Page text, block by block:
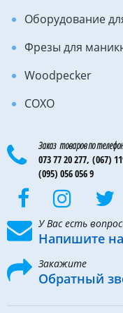
Оборудование
Фрезы для
Woodpecker
COXO
Заказ товаров по
073 77 20 277, (067)
(095) 056 056 9
У Вас есть
Напишите
Закажите
Обратный